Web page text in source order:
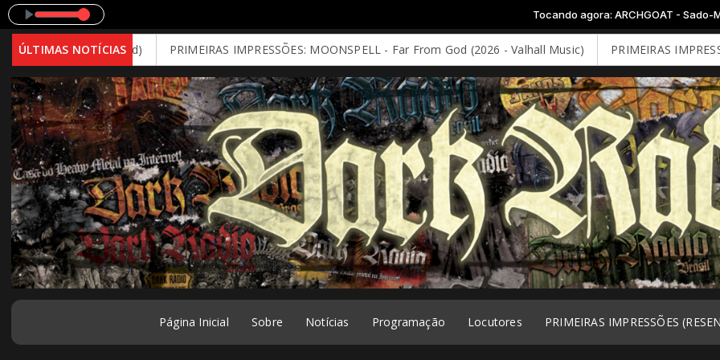
Tocando agora: ARCHGOAT - Sado-Magical Portal
ÚLTIMAS NOTÍCIAS
- Brutal Mind) PRIMEIRAS IMPRESSÕES: MOONSPELL - Far From God (2026 - Valhall Music) PRIMEIRAS IMPRESSÕES:
Página Inicial Sobre Notícias Programação Locutores PRIMEIRAS IMPRESSÕES